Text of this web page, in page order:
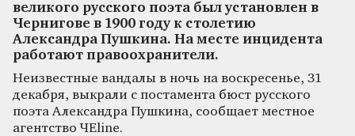
великого русского поэта был установлен в
Чернигове в 1900 году к столетию
Александра Пушкина. На месте инцидента
работают правоохранители.
Неизвестные вандалы в ночь на воскресенье, 31
декабря, выкрали с постамента бюст русского
поэта Александра Пушкина, сообщает местное
агентство ЧЕline.